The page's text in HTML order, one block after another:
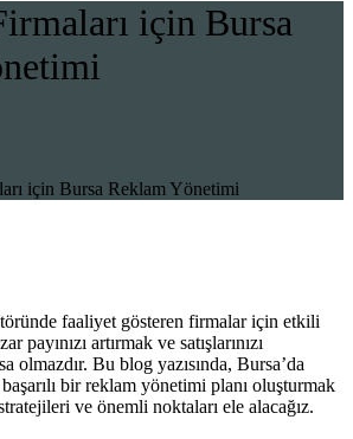
için Bursa
için Bursa Reklam Yönetimi
faaliyet gösteren firmalar için etkili
payınızı artırmak ve satışlarınızı
olmazdır. Bu blog yazısında, Bursa’da
bir reklam yönetimi planı oluşturmak
ve önemli noktaları ele alacağız.